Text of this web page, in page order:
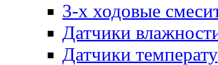
3-х ходовые
Датчики
Датчики